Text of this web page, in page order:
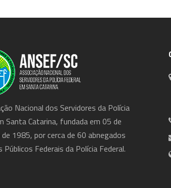
Nacional dos Servidores da Polícia
Santa Catarina, fundada em 05 de
1985, por cerca de 60 abnegados
Públicos Federais da Polícia Federal.